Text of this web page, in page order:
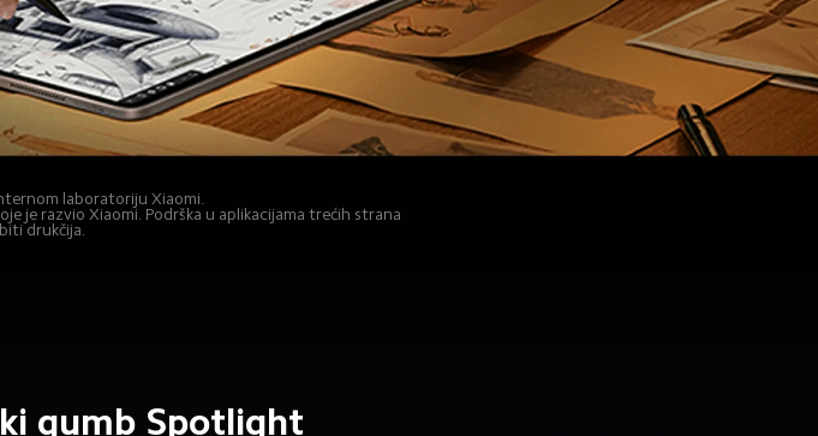
laboratoriju Xiaomi.
je razvio Xiaomi. Podrška u aplikacijama trećih strana
drukčija.
gumb Spotlight